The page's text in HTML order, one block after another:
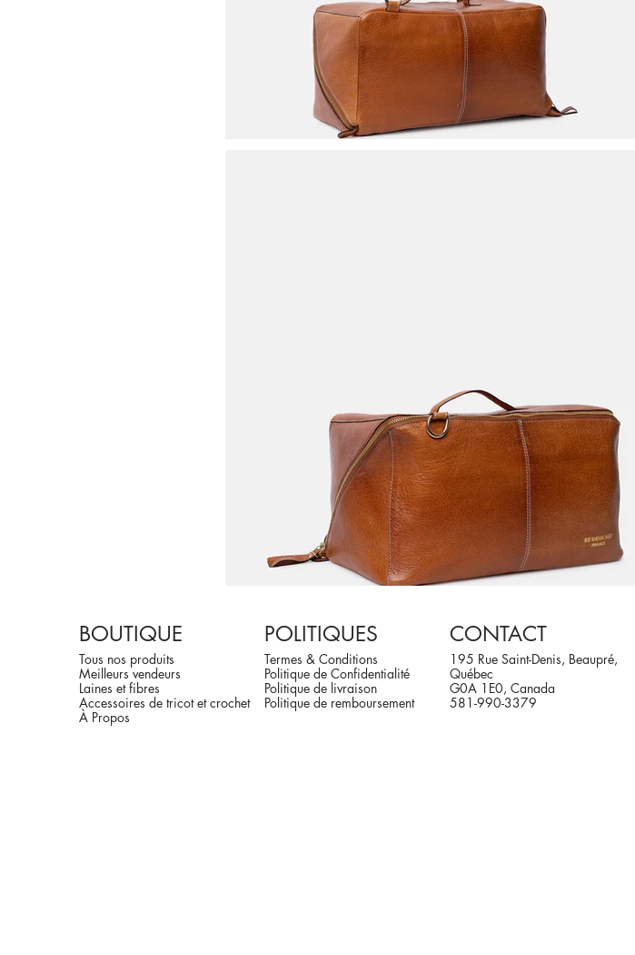
BOUTIQUE
Tous nos produits
Meilleurs vendeurs
Laines et fibres
Accessoires de tricot et crochet
À Propos
POLITIQUES
Termes & Conditions
Politique de Confidentialité
Politique de livraison
Politique de remboursement
CONTACT
195 Rue Saint-Denis, Beaupré,
Québec
G0A 1E0, Canada
581-990-3379